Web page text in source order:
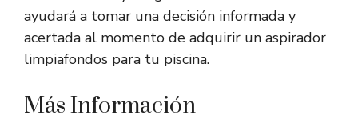
ayudará a tomar una decisión informada y
acertada al momento de adquirir un aspirador
limpiafondos para tu piscina.
Más Información